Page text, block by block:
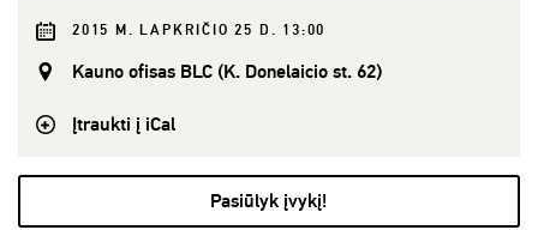
2015 M. LAPKRIČIO 25 D. 13:00
Kauno ofisas BLC (K. Donelaicio st. 62)
Įtraukti į iCal
Pasiūlyk įvykį!